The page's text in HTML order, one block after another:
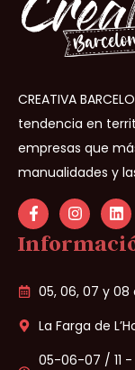
CREATIVA
tendencia en
empresas que
manualidades y
05, 06, 07 y
La Farga de
05-06-07 / 11 -